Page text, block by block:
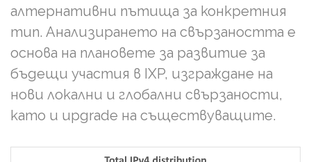
алтернативни пътища за конкретния
тип. Анализирането на свързаността е
основа на плановете за развитие за
бъдещи участия в IXP, изграждане на
нови локални и глобални свързаности,
като и upgrade на съществуващите.